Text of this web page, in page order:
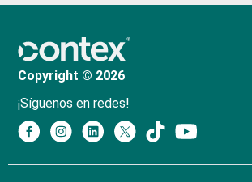
Copyright © 2026
¡Síguenos en redes!